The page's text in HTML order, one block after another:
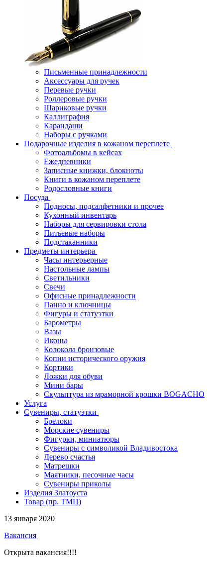
Письменные принадлежности
Аксессуары для ручек
Перевые ручки
Роллеровые ручки
Шариковые ручки
Каллиграфия
Карандаши
Наборы с ручками
Подарочные изделия в кожаном переплете
Фотоальбомы в кейсах
Ежедневники
Записные книжки, блокноты
Книги в кожаном переплете
Родословные книги
Посуда
Подносы, подсалфетники и прочее
Кухонный инвентарь
Наборы для сервировки стола
Питьевые наборы
Подстаканники
Предметы интерьера
Часы интерьерные
Настольные лампы
Светильники
Свечи
Офисные принадлежности
Панно и ключницы
Фигуры и статуэтки
Барометры
Вазы
Иконы
Колокола бронзовые
Копии исторического оружия
Кортики
Ложки для обуви
Мини бары
Скульптура из мраморной крошки BOGACHO
Услуга
Сувениры, статуэтки
Брелоки
Морские сувениры
Фигурки, миниатюры
Сувениры с символикой Владивостока
Дерево счастья
Матрешки
Маятники, песочные часы
Сувениры приколы
Изделия Златоуста
Товар (пр. ТМЦ)
13 января 2020
Вакансия
Открыта вакансия!!!!